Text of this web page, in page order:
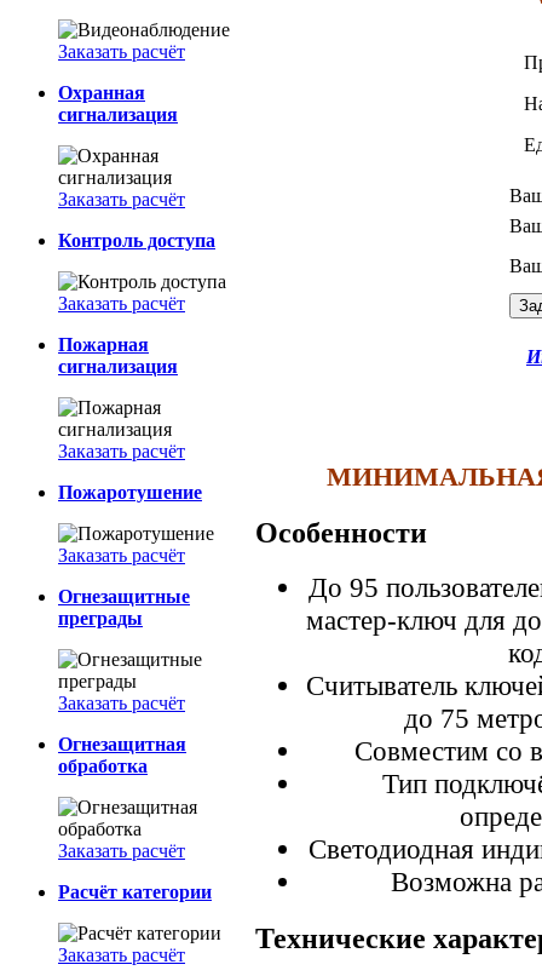
Заказать расчёт
Охранная
сигнализация
Заказать расчёт
Контроль доступа
Заказать расчёт
Пожарная
сигнализация
Заказать расчёт
Пожаротушение
Заказать расчёт
Огнезащитные
преграды
Заказать расчёт
Огнезащитная
обработка
Заказать расчёт
Расчёт категории
Заказать расчёт
Особенности
До 95
мастер-ключ для
Считыватель
до 75
Совместим со
Тип
Светодиодная
Возможна
Технические